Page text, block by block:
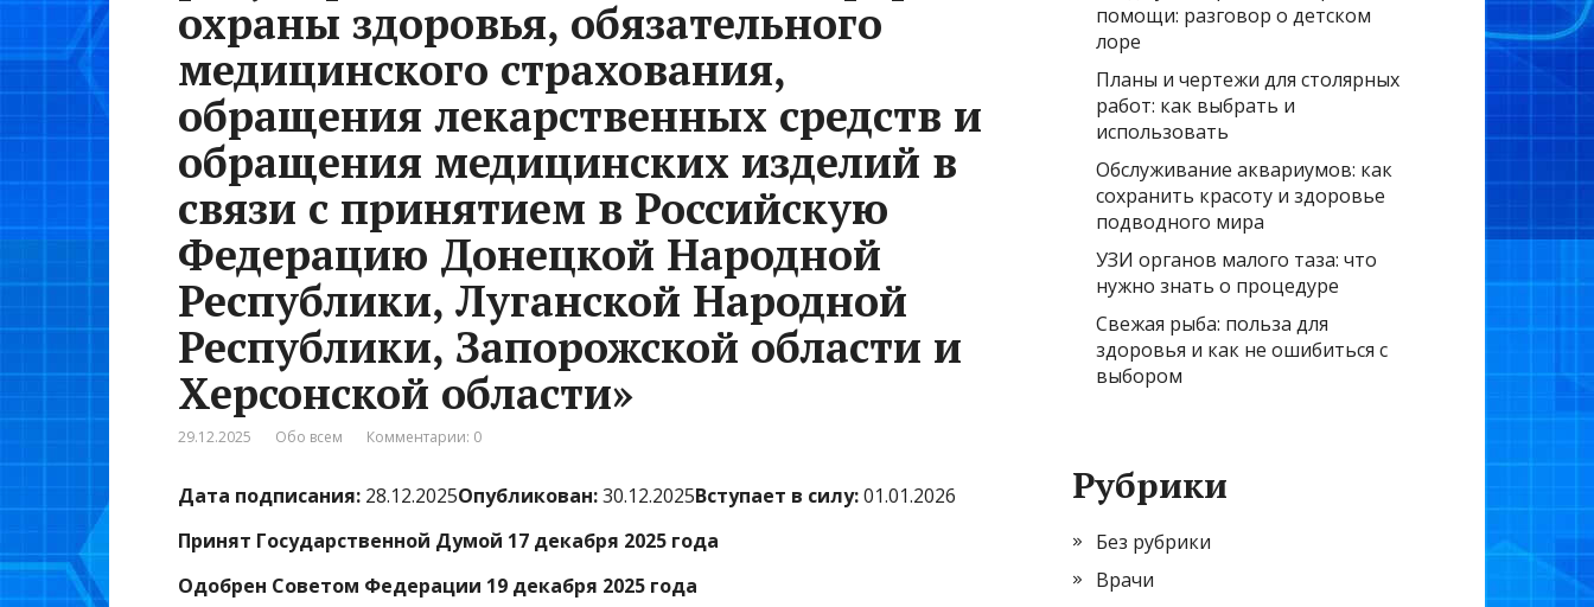
охраны здоровья, обязательного
медицинского страхования,
обращения лекарственных средств и
обращения медицинских изделий в
связи с принятием в Российскую
Федерацию Донецкой Народной
Республики, Луганской Народной
Республики, Запорожской области и
Херсонской области»
29.12.2025 Обо всем Комментарии: 0
Дата подписания: 28.12.2025Опубликован:30.12.2025Вступает в силу:01.01.2026
Принят Государственной Думой 17 декабря 2025 года
Одобрен Советом Федерации 19 декабря 2025 года
помощи: разговор о детском
лоре
Планы и чертежи для столярных
работ: как выбрать и
использовать
Обслуживание аквариумов: как
сохранить красоту и здоровье
подводного мира
УЗИ органов малого таза: что
нужно знать о процедуре
Свежая рыба: польза для
здоровья и как не ошибиться с
выбором
Рубрики
Без рубрики
Врачи